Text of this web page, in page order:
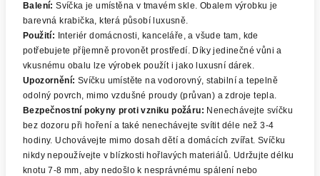
Balení: Svíčka je umístěna v tmavém skle. Obalem výrobku je
barevná krabička, která působí luxusně.
Použití: Interiér domácnosti, kanceláře, a všude tam, kde
potřebujete příjemně provonět prostředí. Díky jedinečné vůni a
vkusnému obalu lze výrobek použít i jako luxusní dárek.
Upozornění: Svíčku umístěte na vodorovný, stabilní a tepelně
odolný povrch, mimo vzdušné proudy (průvan) a zdroje tepla.
Bezpečnostní pokyny proti vzniku požáru: Nenechávejte svíčku
bez dozoru při hoření a také nenechávejte svítit déle než 3-4
hodiny. Uchovávejte mimo dosah dětí a domácích zvířat. Svíčku
nikdy nepoužívejte v blízkosti hořlavých materiálů. Udržujte délku
knotu 7-8 mm, aby nedošlo k nesprávnému spálení nebo